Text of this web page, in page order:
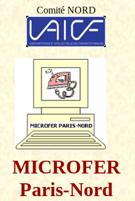
Comité NORD
MICROFER
Paris-Nord